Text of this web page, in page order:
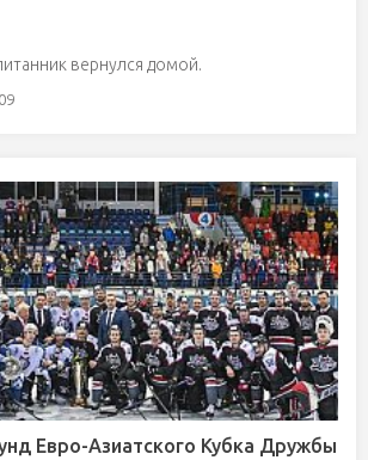
вернулся домой.
Евро-Азиатского Кубка Дружбы